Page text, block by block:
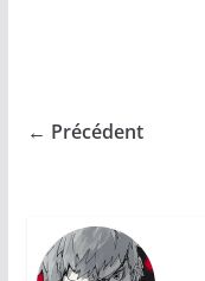
← Précédent